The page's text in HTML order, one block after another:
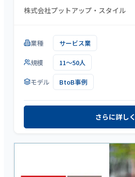
株式会社プットアップ・スタイル
業種 サービス業
規模 11～50人
モデル BtoB事例
さらに詳しく